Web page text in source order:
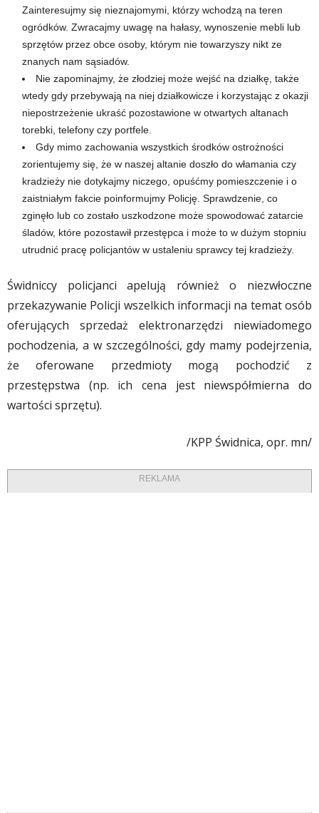
Zainteresujmy się nieznajomymi, którzy wchodzą na teren
ogródków. Zwracajmy uwagę na hałasy, wynoszenie mebli lub
sprzętów przez obce osoby, którym nie towarzyszy nikt ze
znanych nam sąsiadów.
Nie zapominajmy, że złodziej może wejść na działkę, także
wtedy gdy przebywają na niej działkowicze i korzystając z okazji
niepostrzeżenie ukraść pozostawione w otwartych altanach
torebki, telefony czy portfele.
Gdy mimo zachowania wszystkich środków ostrożności
zorientujemy się, że w naszej altanie doszło do włamania czy
kradzieży nie dotykajmy niczego, opuśćmy pomieszczenie i o
zaistniałym fakcie poinformujmy Policję. Sprawdzenie, co
zginęło lub co zostało uszkodzone może spowodować zatarcie
śladów, które pozostawił przestępca i może to w dużym stopniu
utrudnić pracę policjantów w ustaleniu sprawcy tej kradzieży.
Świdniccy policjanci apelują również o niezwłoczne
przekazywanie Policji wszelkich informacji na temat osób
oferujących sprzedaż elektronarzędzi niewiadomego
pochodzenia, a w szczególności, gdy mamy podejrzenia,
że oferowane przedmioty mogą pochodzić z
przestępstwa (np. ich cena jest niewspółmierna do
wartości sprzętu).
/KPP Świdnica, opr. mn/
REKLAMA